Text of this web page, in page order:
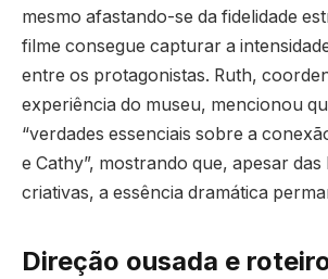
mesmo afastando-se da fidelidade
filme consegue capturar a
entre os protagonistas. Ruth,
experiência do museu, mencionou
“verdades essenciais sobre a
e Cathy”, mostrando que, apesar das
criativas, a essência dramática
Direção ousada e